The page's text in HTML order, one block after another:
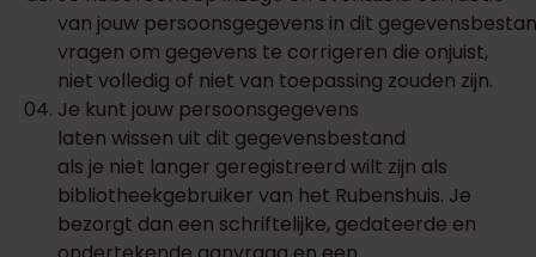
van jouw persoonsgegevens in dit
vragen om gegevens te corrigeren die onjuist,
niet volledig of niet van toepassing zouden zijn.
Je kunt jouw persoonsgegevens
laten wissen uit dit gegevensbestand
als je niet langer geregistreerd wilt zijn als
bibliotheekgebruiker van het Rubenshuis. Je
bezorgt dan een schriftelijke, gedateerde en